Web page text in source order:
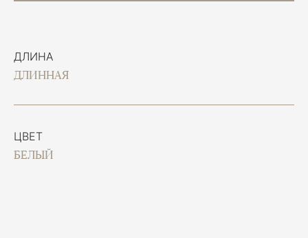
ДЛИНА
ДЛИННАЯ
ЦВЕТ
БЕЛЫЙ